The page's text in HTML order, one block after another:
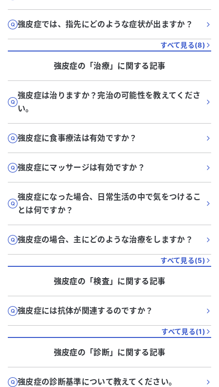
強皮症では、指先にどのような症状が出ますか？
すべて見る(8)
強皮症の「治療」に関する記事
強皮症は治りますか？完治の可能性を教えてくださ
い。
強皮症に食事療法は有効ですか？
強皮症にマッサージは有効ですか？
強皮症になった場合、日常生活の中で気をつけるこ
とは何ですか？
強皮症の場合、主にどのような治療をしますか？
すべて見る(5)
強皮症の「検査」に関する記事
強皮症には抗体が関連するのですか？
すべて見る(1)
強皮症の「診断」に関する記事
強皮症の診断基準について教えてください。